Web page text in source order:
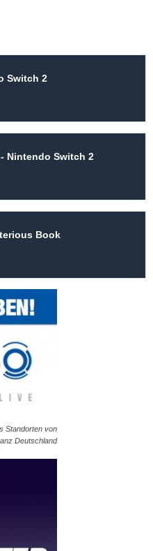
Switch 2
Nintendo Switch 2
Book
Standorten von
Deutschland